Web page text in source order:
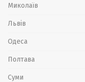
Миколаїв
Львів
Одеса
Полтава
Суми